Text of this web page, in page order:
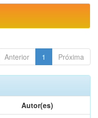
Anterior 1 Próxima
Autor(es)